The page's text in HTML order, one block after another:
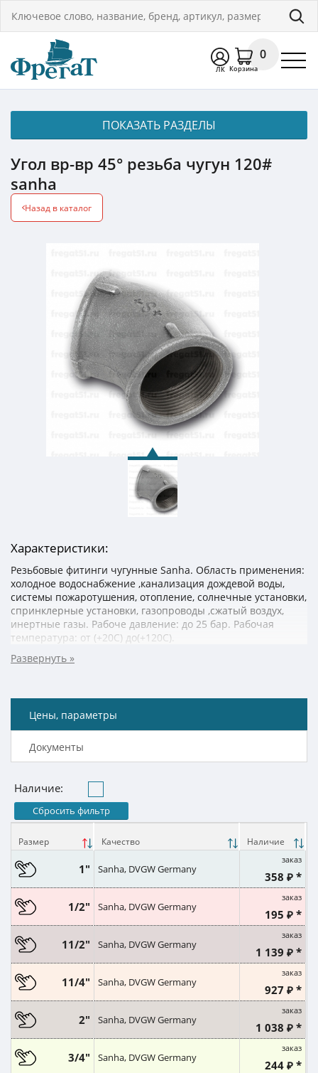
ЛК
0
Корзина
ПОКАЗАТЬ РАЗДЕЛЫ
Назад в каталог
Угол вр-вр 45° резьба чугун 120#
sanha
Характеристики:
Резьбовые фитинги чугунные Sanha. Область применения:
холодное водоснабжение ,канализация дождевой воды,
системы пожаротушения, отопление, солнечные установки,
спринклерные установки, газопроводы ,сжатый воздух,
инертные газы. Рабоче давление: до 25 бар. Рабочая
температура: от (+20C) до(+120C).
Цены, параметры
Документы
Наличие:
Сбросить фильтр
Размер Качество Наличие
1" Sanha, DVGW Germany
заказ
358 ₽ *
1/2" Sanha, DVGW Germany
заказ
195 ₽ *
11/2" Sanha, DVGW Germany
заказ
1 139 ₽ *
11/4" Sanha, DVGW Germany
заказ
927 ₽ *
2" Sanha, DVGW Germany
заказ
1 038 ₽ *
3/4" Sanha, DVGW Germany
заказ
244 ₽ *